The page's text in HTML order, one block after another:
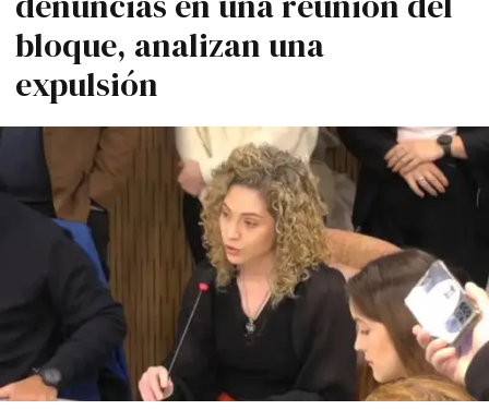
bloque, analizan una
expulsión